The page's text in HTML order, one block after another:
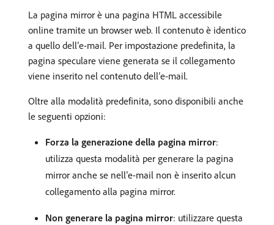
La pagina mirror è una pagina HTML accessibile
online tramite un browser web. Il contenuto è identico
a quello dell’e-mail. Per impostazione predefinita, la
pagina speculare viene generata se il collegamento
viene inserito nel contenuto dell’e-mail.
Oltre alla modalità predefinita, sono disponibili anche
le seguenti opzioni:
Forza la generazione della pagina mirror:
utilizza questa modalità per generare la pagina
mirror anche se nell’e-mail non è inserito alcun
collegamento alla pagina mirror.
Non generare la pagina mirror: utilizzare questa